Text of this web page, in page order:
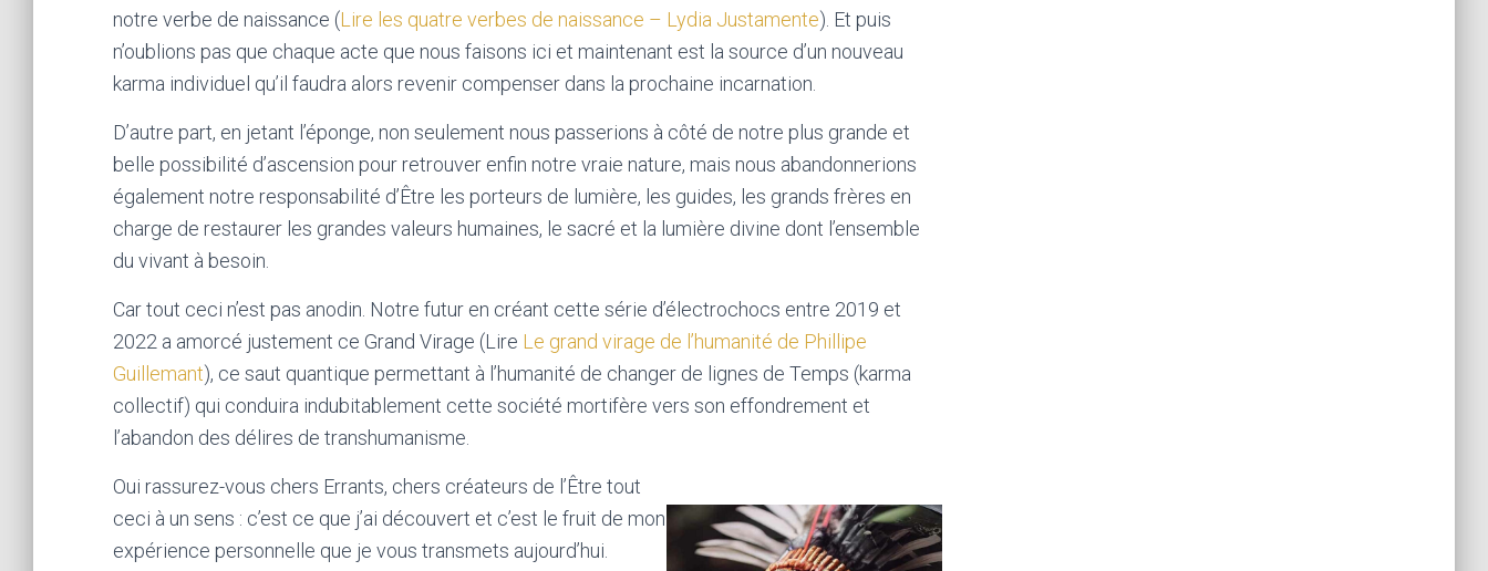
notre verbe de naissance (Lire les quatre verbes de naissance – Lydia Justamente). Et puis
n’oublions pas que chaque acte que nous faisons ici et maintenant est la source d’un nouveau
karma individuel qu’il faudra alors revenir compenser dans la prochaine incarnation.
D’autre part, en jetant l’éponge, non seulement nous passerions à côté de notre plus grande et
belle possibilité d’ascension pour retrouver enfin notre vraie nature, mais nous abandonnerions
également notre responsabilité d’Être les porteurs de lumière, les guides, les grands frères en
charge de restaurer les grandes valeurs humaines, le sacré et la lumière divine dont l’ensemble
du vivant à besoin.
Car tout ceci n’est pas anodin. Notre futur en créant cette série d’électrochocs entre 2019 et
2022 a amorcé justement ce Grand Virage (Lire Le grand virage de l’humanité de Phillipe
Guillemant), ce saut quantique permettant à l’humanité de changer de lignes de Temps (karma
collectif) qui conduira indubitablement cette société mortifère vers son effondrement et
l’abandon des délires de transhumanisme.
Oui rassurez-vous chers Errants, chers créateurs de l’Être tout
ceci à un sens : c’est ce que j’ai découvert et c’est le fruit de mon
expérience personnelle que je vous transmets aujourd’hui.